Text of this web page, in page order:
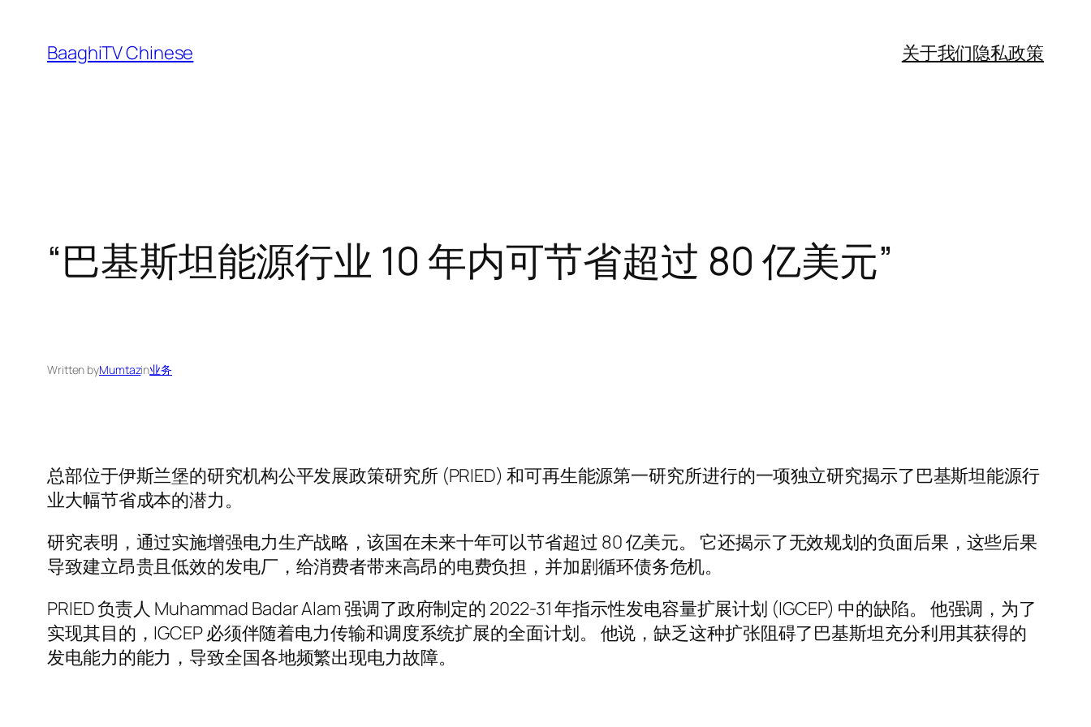
content
BaaghiTV Chinese 关于我们隐私政策
“巴基斯坦能源行业 10 年内可节省超过 80 亿美元”
Written byMumtazin业务
总部位于伊斯兰堡的研究机构公平发展政策研究所 (PRIED) 和可再生能源第一研究所进行的一项独立研究揭示了巴基斯坦能源行
业大幅节省成本的潜力。
研究表明，通过实施增强电力生产战略，该国在未来十年可以节省超过 80 亿美元。 它还揭示了无效规划的负面后果，这些后果
导致建立昂贵且低效的发电厂，给消费者带来高昂的电费负担，并加剧循环债务危机。
PRIED 负责人 Muhammad Badar Alam 强调了政府制定的 2022-31 年指示性发电容量扩展计划 (IGCEP) 中的缺陷。 他强调，为了
实现其目的，IGCEP 必须伴随着电力传输和调度系统扩展的全面计划。 他说，缺乏这种扩张阻碍了巴基斯坦充分利用其获得的
发电能力的能力，导致全国各地频繁出现电力故障。